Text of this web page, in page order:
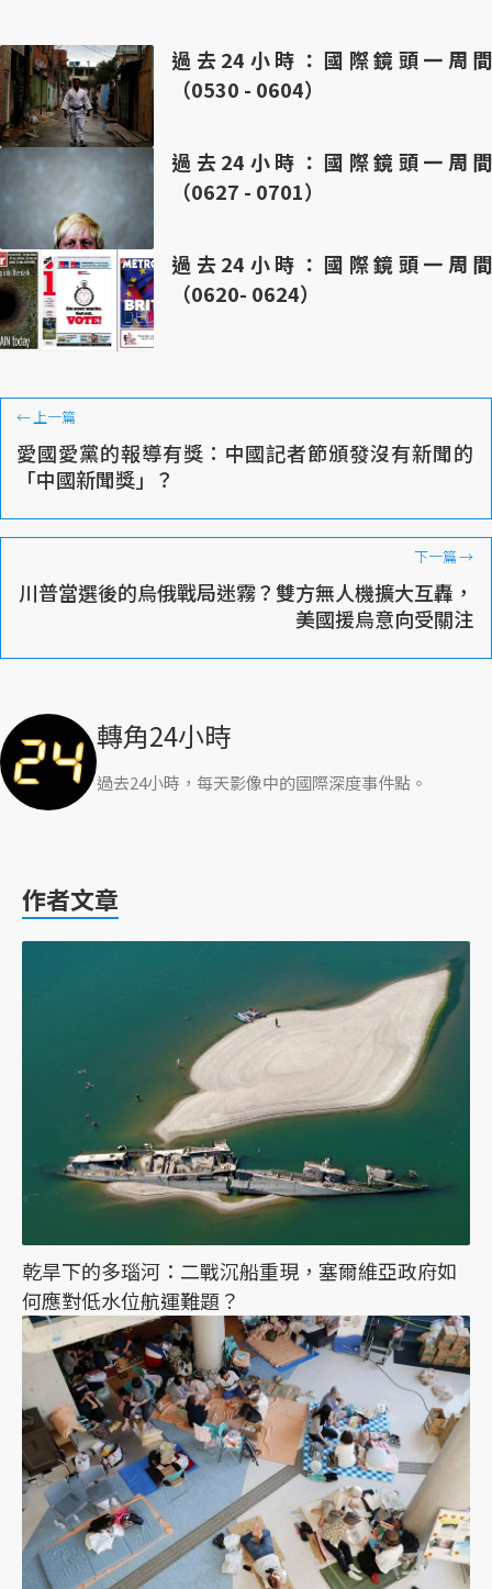
過去24小時：國際鏡頭一周間
（0530 - 0604）
過去24小時：國際鏡頭一周間
（0627 - 0701）
過去24小時：國際鏡頭一周間
（0620- 0624）
←上一篇
愛國愛黨的報導有獎：中國記者節頒發沒有新聞的
「中國新聞獎」？
下一篇→
川普當選後的烏俄戰局迷霧？雙方無人機擴大互轟，
美國援烏意向受關注
轉角24小時
過去24小時，每天影像中的國際深度事件點。
作者文章
乾旱下的多瑙河：二戰沉船重現，塞爾維亞政府如
何應對低水位航運難題？